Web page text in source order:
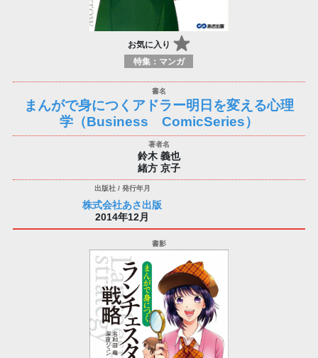
お気に入り
特集：マンガ
まんがで身につくアドラー明日を変える心理
学（Business ComicSeries）
鈴木 義也
緒方 京子
株式会社あさ出版
2014年12月